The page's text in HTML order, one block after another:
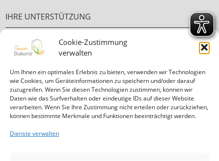
Cookie-Zustimmung
verwalten
Um Ihnen ein optimales Erlebnis zu bieten, verwenden wir Technologien
wie Cookies, um Geräteinformationen zu speichern und/oder darauf
zuzugreifen. Wenn Sie diesen Technologien zustimmen, können wir
Daten wie das Surfverhalten oder eindeutige IDs auf dieser Website
verarbeiten. Wenn Sie Ihre Zustimmung nicht erteilen oder zurückziehen,
können bestimmte Merkmale und Funktionen beeinträchtigt werden.
Dienste verwalten
IHRE UNTERSTÜTZUNG
Ehrenamt
Ihre Spende
Informationen in